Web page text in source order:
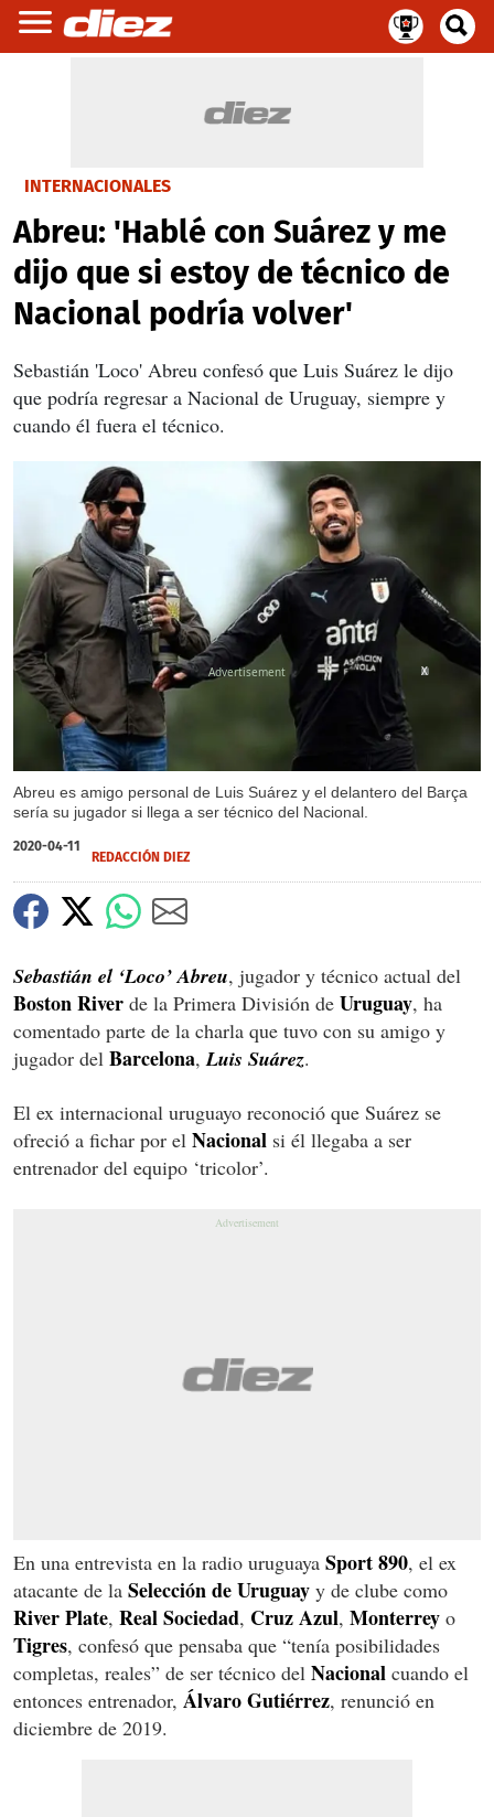
INTERNACIONALES
Abreu: 'Hablé con Suárez y me
dijo que si estoy de técnico de
Nacional podría volver'
Sebastián 'Loco' Abreu confesó que Luis Suárez le dijo
que podría regresar a Nacional de Uruguay, siempre y
cuando él fuera el técnico.
Abreu es amigo personal de Luis Suárez y el delantero del Barça
sería su jugador si llega a ser técnico del Nacional.
X
2020-04-11
REDACCIÓN DIEZ
Sebastián el ‘Loco’ Abreu, jugador y técnico actual del
Boston River de la Primera División de Uruguay, ha
comentado parte de la charla que tuvo con su amigo y
jugador del Barcelona,Luis Suárez.
El ex internacional uruguayo reconoció que Suárez se
ofreció a fichar por el Nacional si él llegaba a ser
entrenador del equipo ‘tricolor’.
En una entrevista en la radio uruguaya Sport 890, el ex
atacante de la Selección de Uruguay y de clube como
River Plate, Real Sociedad, Cruz Azul, Monterrey o
Tigres, confesó que pensaba que “tenía posibilidades
completas, reales” de ser técnico del Nacional cuando el
entonces entrenador, Álvaro Gutiérrez, renunció en
diciembre de 2019.